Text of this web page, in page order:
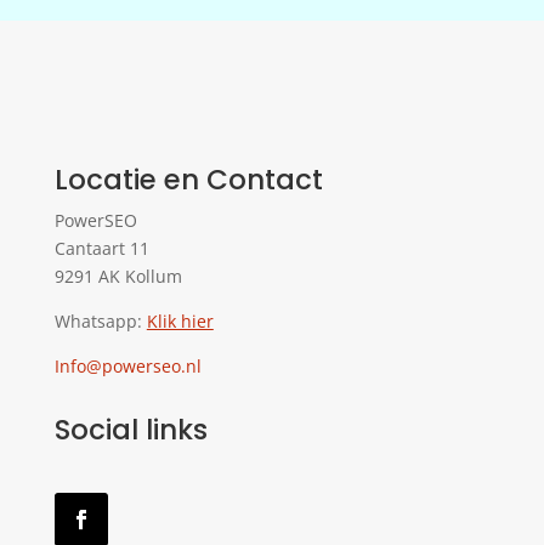
Locatie en Contact
PowerSEO
Cantaart 11
9291 AK Kollum
Whatsapp: Klik hier
Info@powerseo.nl
Social links